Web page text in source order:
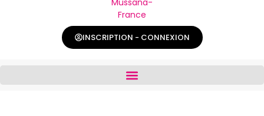
INSCRIPTION - CONNEXION